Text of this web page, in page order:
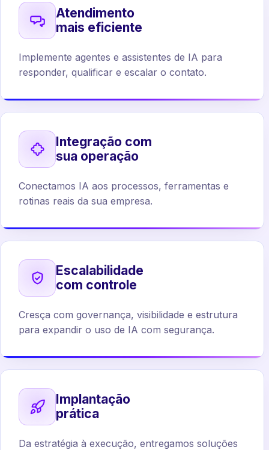
Atendimento
mais eficiente
Implemente agentes e assistentes de IA para
responder, qualificar e escalar o contato.
Integração com
sua operação
Conectamos IA aos processos, ferramentas e
rotinas reais da sua empresa.
Escalabilidade
com controle
Cresça com governança, visibilidade e estrutura
para expandir o uso de IA com segurança.
Implantação
prática
Da estratégia à execução, entregamos soluções